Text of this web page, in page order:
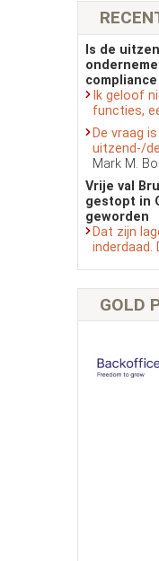
Is de
Ik geloof
functies,
De vraag
uitzend-/
Mark M.
Vrije val
gestopt in
geworden
Dat zijn
inderdaad.
GOLD